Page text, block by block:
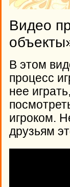
Видео
В этом
процесс
нее
игроком.
друзьям